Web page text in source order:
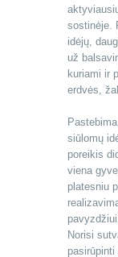
sostinėje.
idėjų,
už
kuriami ir
erdvės,
siūlomų
poreikis
viena
platesniu
Norisi